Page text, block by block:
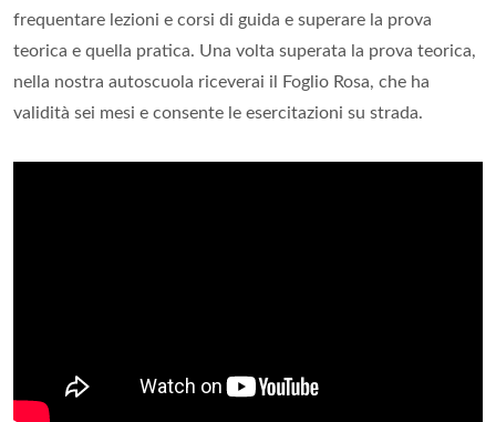
frequentare lezioni e corsi di guida e superare la prova
teorica e quella pratica. Una volta superata la prova teorica,
nella nostra autoscuola riceverai il Foglio Rosa, che ha
validità sei mesi e consente le esercitazioni su strada.